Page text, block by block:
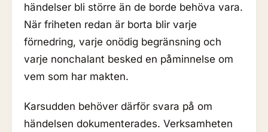
händelser bli större än de borde behöva vara.
När friheten redan är borta blir varje
förnedring, varje onödig begränsning och
varje nonchalant besked en påminnelse om
vem som har makten.
Karsudden behöver därför svara på om
händelsen dokumenterades. Verksamheten